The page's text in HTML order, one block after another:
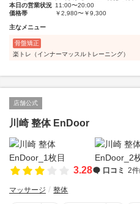
本日の営業状況 11:00〜20:00
価格帯
￥2,980〜￥9,300
主なメニュー
骨盤矯正
楽トレ（インナーマッスルトレーニング）
店舗公式
川崎 整体 EnDoor
3.28 口コミ 2件
マッサージ 整体